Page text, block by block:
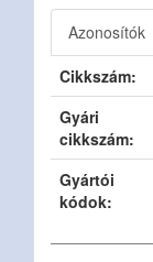
Azonosítók
Cikkszám:
Gyári
cikkszám:
Gyártói
kódok: